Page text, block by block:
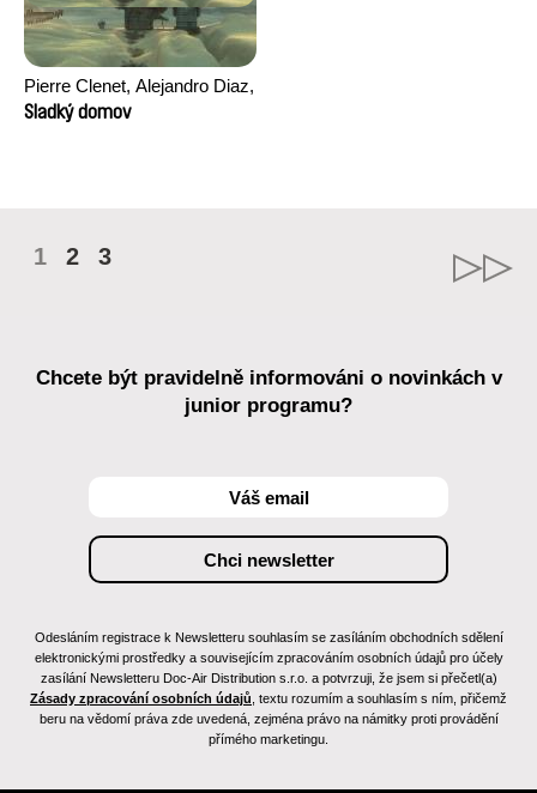
Pierre Clenet, Alejandro Diaz,
Romain Mazevet, Stéphane
Sladký domov
1 2 3
Chcete být pravidelně informováni o novinkách v
junior programu?
Odesláním registrace k Newsletteru souhlasím se zasíláním obchodních sdělení
elektronickými prostředky a souvisejícím zpracováním osobních údajů pro účely
zasílání Newsletteru Doc-Air Distribution s.r.o. a potvrzuji, že jsem si přečetl(a)
Zásady zpracování osobních údajů , textu rozumím a souhlasím s ním, přičemž
beru na vědomí práva zde uvedená, zejména právo na námitky proti provádění
přímého marketingu.